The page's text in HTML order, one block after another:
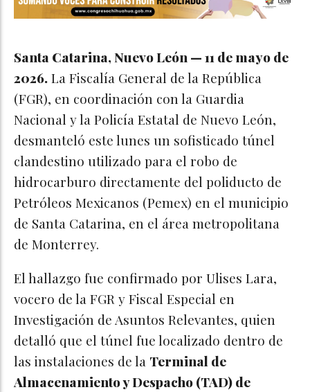
Santa Catarina, Nuevo León — 11 de mayo de
2026.La Fiscalía General de la República
(FGR), en coordinación con la Guardia
Nacional y la Policía Estatal de Nuevo León,
desmanteló este lunes un sofisticado túnel
clandestino utilizado para el robo de
hidrocarburo directamente del poliducto de
Petróleos Mexicanos (Pemex) en el municipio
de Santa Catarina, en el área metropolitana
de Monterrey.
El hallazgo fue confirmado por Ulises Lara,
vocero de la FGR y Fiscal Especial en
Investigación de Asuntos Relevantes, quien
detalló que el túnel fue localizado dentro de
las instalaciones de la Terminal de
Almacenamiento y Despacho (TAD) de